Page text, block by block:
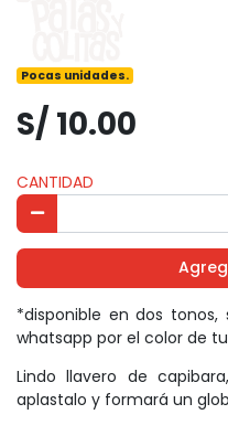
Pocas unidades.
S/ 10.00
CANTIDAD
*disponible en dos
whatsapp por el color de
Lindo llavero de
aplastalo y formará un